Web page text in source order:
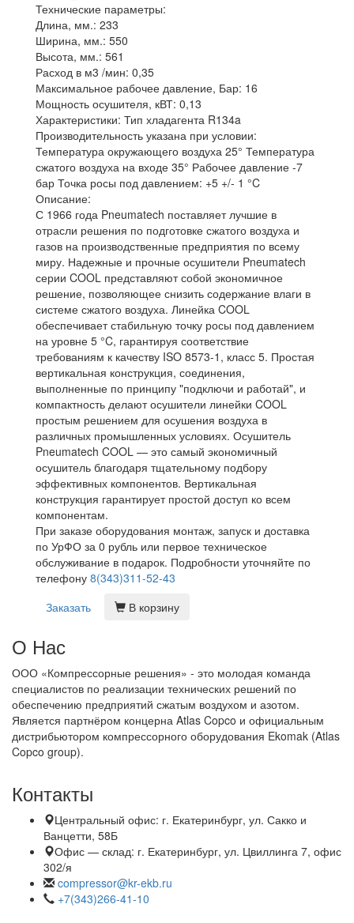
Технические параметры:
Длина, мм.: 233
Ширина, мм.: 550
Высота, мм.: 561
Расход в м3 /мин: 0,35
Максимальное рабочее давление, Бар: 16
Мощность осушителя, кВТ: 0,13
Характеристики: Тип хладагента R134a
Производительность указана при условии:
Температура окружающего воздуха 25° Температура
сжатого воздуха на входе 35° Рабочее давление -7
бар Точка росы под давлением: +5 +/- 1 °C
Описание:
С 1966 года Pneumatech поставляет лучшие в
отрасли решения по подготовке сжатого воздуха и
газов на производственные предприятия по всему
миру. Надежные и прочные осушители Pneumatech
серии COOL представляют собой экономичное
решение, позволяющее снизить содержание влаги в
системе сжатого воздуха. Линейка COOL
обеспечивает стабильную точку росы под давлением
на уровне 5 °C, гарантируя соответствие
требованиям к качеству ISO 8573-1, класс 5. Простая
вертикальная конструкция, соединения,
выполненные по принципу "подключи и работай", и
компактность делают осушители линейки COOL
простым решением для осушения воздуха в
различных промышленных условиях. Осушитель
Pneumatech COOL — это самый экономичный
осушитель благодаря тщательному подбору
эффективных компонентов. Вертикальная
конструкция гарантирует простой доступ ко всем
компонентам.
При заказе оборудования монтаж, запуск и доставка
по УрФО за 0 рубль или первое техническое
обслуживание в подарок. Подробности уточняйте по
телефону 8(343)311-52-43
Заказать
В корзину
О Нас
ООО «Компрессорные решения» - это молодая команда
специалистов по реализации технических решений по
обеспечению предприятий сжатым воздухом и азотом.
Является партнёром концерна Atlas Copco и официальным
дистрибьютором компрессорного оборудования Ekomak (Atlas
Copco group).
Контакты
Центральный офис: г. Екатеринбург, ул. Сакко и
Ванцетти, 58Б
Офис — склад: г. Екатеринбург, ул. Цвиллинга 7, офис
302/я
compressor@kr-ekb.ru
+7(343)266-41-10